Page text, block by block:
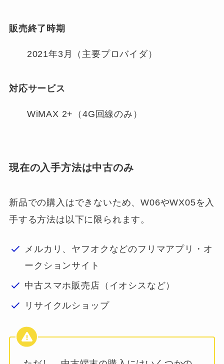
販売終了時期
2021年3月（主要プロバイダ）
対応サービス
WiMAX 2+（4G回線のみ）
現在の入手方法は中古のみ
新品での購入はできないため、W06やWX05を入
手する方法は以下に限られます。
メルカリ、ヤフオクなどのフリマアプリ・オ
ークションサイト
中古スマホ販売店（イオシスなど）
リサイクルショップ